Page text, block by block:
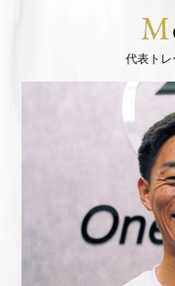
M
代表ト